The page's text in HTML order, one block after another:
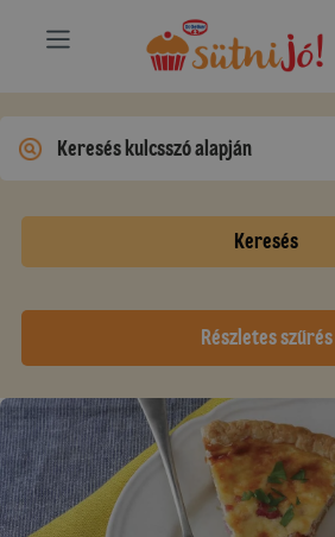
Keresés
Részletes szűrés